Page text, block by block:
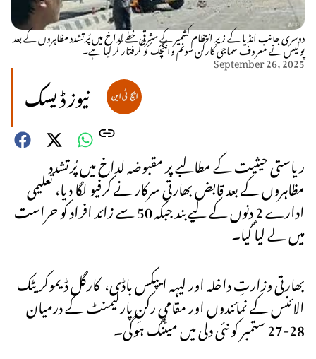
دوسری جانب انڈیا کے زیرِ انتظام کشمیر کے مشرقی خطے لداخ میں پُرتشدد مظاہروں کے بعد
پولیس نے معروف سماجی کارکن سونم وانگچک کو گرفتار کر لیا ہے۔
September 26, 2025
نیوز ڈیسک
ریاستی حیثیت کے مطالبے پر مقبوضہ لداخ میں پُرتشدد
مظاہروں کے بعد قابض بھارتی سرکار نے کرفیو لگا دیا، تعلیمی
ادارے 2 دنوں کے لیے بند جبکہ 50 سے زائد افراد کو حراست
میں لے لیا گیا۔
بھارتی وزارتِ داخلہ اور لیہہ ایپکس باڈی، کارگل ڈیموکریٹک
الائنس کے نمائندوں اور مقامی رکنِ پارلیمنٹ کے درمیان
28-27 ستمبر کو نئی دلی میں میٹنگ ہوگی۔